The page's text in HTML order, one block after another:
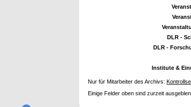
DLR -
DLR -
Institute &
Nur für Mitarbeiter des Archivs:
Einige Felder oben sind zurzeit